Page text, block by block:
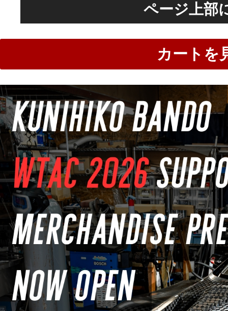
ページ上部
カートを